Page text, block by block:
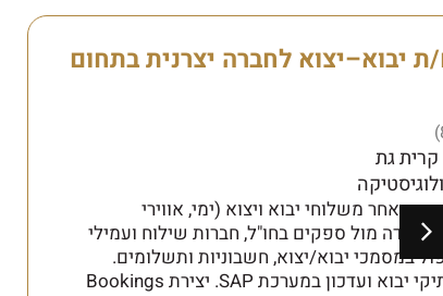
יבוא–יצוא לחברה יצרנית בתחום
קרית גת
אחר משלוחי יבוא ויצוא (ימי, אווירי
עבודה מול ספקים בחו"ל, חברות שילוח ועמילי
במסמכי יבוא/יצוא, חשבוניות ותשלומים.
פתיחת תיקי יבוא ועדכון במערכת SAP. יצירת Bookings